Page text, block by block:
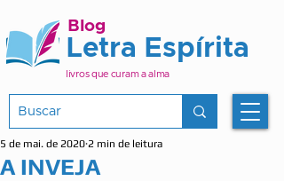
Letra Espírita
Blog
livros que curam a alma
A INVEJA
5 de mai. de 2020 2 min de leitura